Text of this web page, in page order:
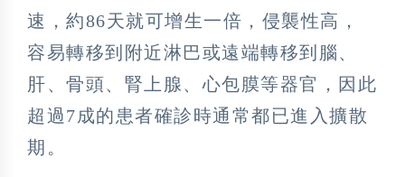
速，約86天就可增生一倍，侵襲性高，
容易轉移到附近淋巴或遠端轉移到腦、
肝、骨頭、腎上腺、心包膜等器官，因此
超過7成的患者確診時通常都已進入擴散
期。